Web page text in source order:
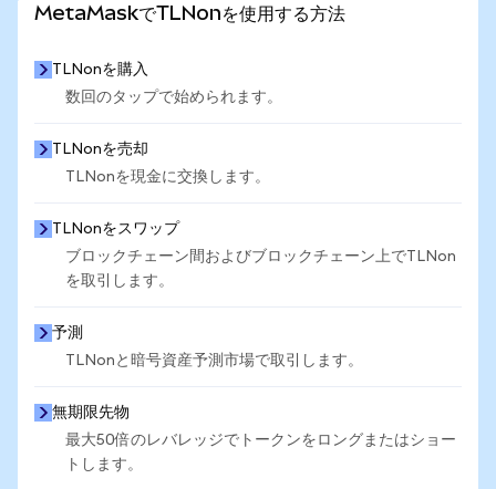
MetaMaskでTLNonを使用する方法
TLNonを購入
数回のタップで始められます。
TLNonを売却
TLNonを現金に交換します。
TLNonをスワップ
ブロックチェーン間およびブロックチェーン上でTLNon
を取引します。
予測
TLNonと暗号資産予測市場で取引します。
無期限先物
最大50倍のレバレッジでトークンをロングまたはショー
トします。